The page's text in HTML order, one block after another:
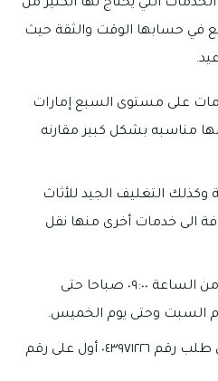
التي يحتاج لها الكثير من
في حسابها الوقت والثقة حيث
على مستوى السبع إمارات
مناسبه بشكل كبير مقارنه
وكذلك التغليف الجيد للأثاث
الى خدمات أخرى منها نقل
كذلك فأن الشركة تعمل من الساعة ٠٩:٠٠ صباحا حتى
للتواصل مع الشركة يرجي طلب رقم ٠٤٣٩٧١٢٢٦ أول على رقم